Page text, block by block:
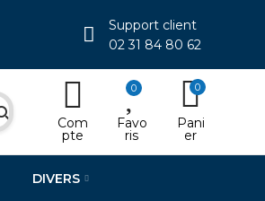
Support client
02 31 84 80 62
Com
pte
0
Favo
ris
0
Pani
er
DIVERS